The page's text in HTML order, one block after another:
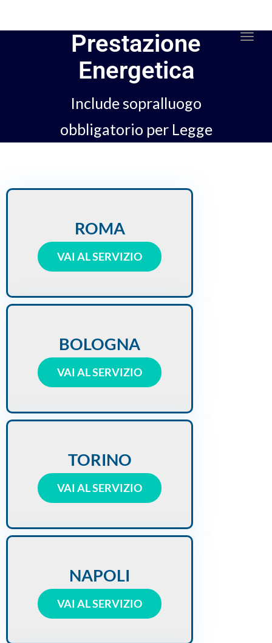
Prestazione
Energetica
Include sopralluogo
obbligatorio per Legge
ROMA
VAI AL SERVIZIO
BOLOGNA
VAI AL SERVIZIO
TORINO
VAI AL SERVIZIO
NAPOLI
VAI AL SERVIZIO